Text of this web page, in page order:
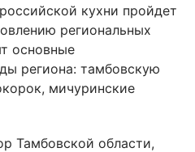
кухни пройдет
региональных
основные
региона: тамбовскую
мичуринские
Тамбовской области,